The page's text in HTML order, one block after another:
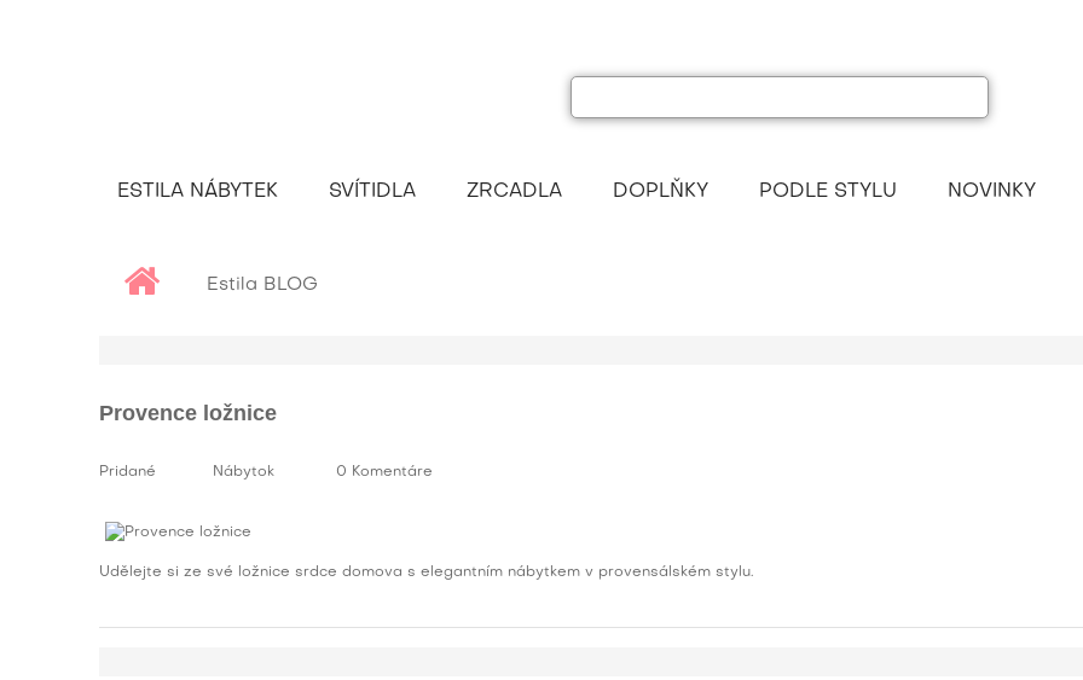
ESTILA NÁBYTEK SVÍTIDLA ZRCADLA DOPLŇKY PODLE STYLU NOVINKY
Estila BLOG
Provence ložnice
Pridané Nábytok 0 Komentáre
Udělejte si ze své ložnice srdce domova s elegantním nábytkem v provensálském stylu.